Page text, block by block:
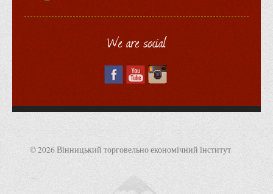
We are social
© 2026 Вінницький торговельно економічний інститут